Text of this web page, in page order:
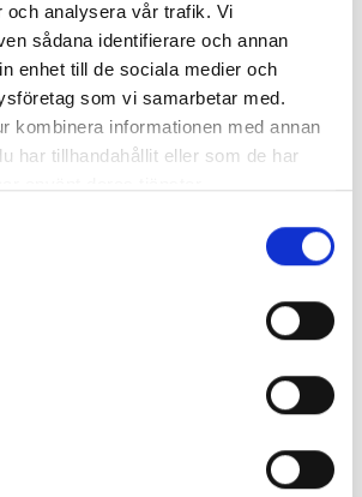
och analysera vår trafik. Vi
sådana identifierare och annan
enhet till de sociala medier och
som vi samarbetar med.
kombinera informationen med annan
har tillhandahållit eller som de har
kortterminalblir
och enklare för kunden och
Beloppet skickas från
till kortterminalen, det blir bara
ge till kunden. Kontakta oss för
OCH GODKÄNT AV